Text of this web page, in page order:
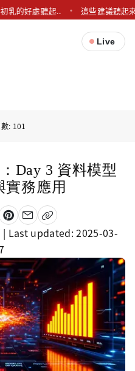
乳的好處聽起.. 這些建議聽起
Live
: 101
Day 3 資料模型
實務應用
| Last updated:2025-03-